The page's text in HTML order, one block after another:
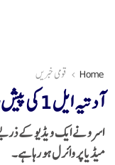
Home قومی خبریں
آدتیہ ایل 1 کی پیش رفت جاری، خلا میں اپنی پہلی سیلفی لی
میڈیا پر وائرل ہو رہا ہے۔